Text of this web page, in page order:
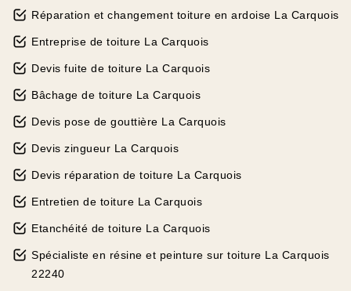
Réparation et changement toiture en ardoise La Carquois
Entreprise de toiture La Carquois
Devis fuite de toiture La Carquois
Bâchage de toiture La Carquois
Devis pose de gouttière La Carquois
Devis zingueur La Carquois
Devis réparation de toiture La Carquois
Entretien de toiture La Carquois
Etanchéité de toiture La Carquois
Spécialiste en résine et peinture sur toiture La Carquois
22240